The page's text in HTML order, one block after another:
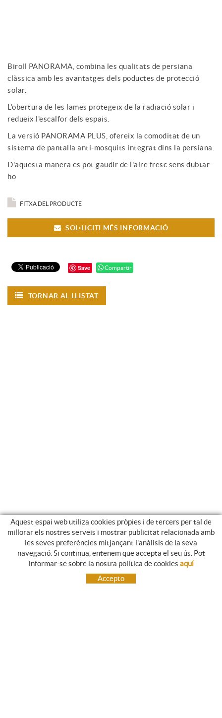
Biroll PANORAMA, combina les qualitats de persiana
clàssica amb les avantatges dels poductes de protecció
solar.
L'obertura de les lames protegeix de la radiació solar i
redueix l'escalfor dels espais.
La versió PANORAMA PLUS, ofereix la comoditat de un
sistema de pantalla anti-mosquits integrat dins la persiana.
D'aquesta manera es pot gaudir de l'aire fresc sens dubtar-
ho
FITXA DEL PRODUCTE
SOL·LICITI MÉS INFORMACIÓ
Save Compartir
TORNAR AL LLISTAT
NEWSLETTER
Subscriu-te, i et farem arribar informació sobre les nostres
Aquest espai web utiliza cookies pròpies i de tercers per tal de
millorar els nostres serveis i mostrar publicitat relacionada amb
les seves preferències mitjançant l'anàlisis de la seva
navegació. Si continua, entenem que accepta el seu ús. Pot
informar-se sobre la nostra política de cookies aquí
Accepto